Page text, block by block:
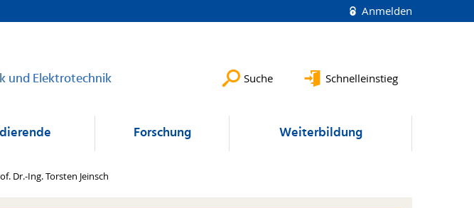
Anmelden
und Elektrotechnik Suche Schnelleinstieg
Forschung Weiterbildung
Dr.-Ing. Torsten Jeinsch